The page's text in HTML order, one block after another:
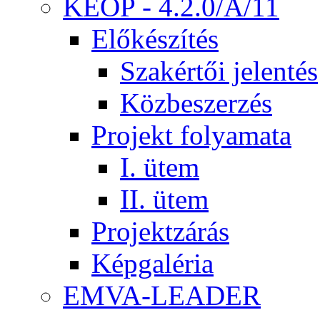
KEOP - 4.2.0/A/11
Előkészítés
Szakértői jelentés
Közbeszerzés
Projekt folyamata
I. ütem
II. ütem
Projektzárás
Képgaléria
EMVA-LEADER